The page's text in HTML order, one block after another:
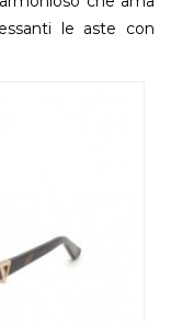
le aste con